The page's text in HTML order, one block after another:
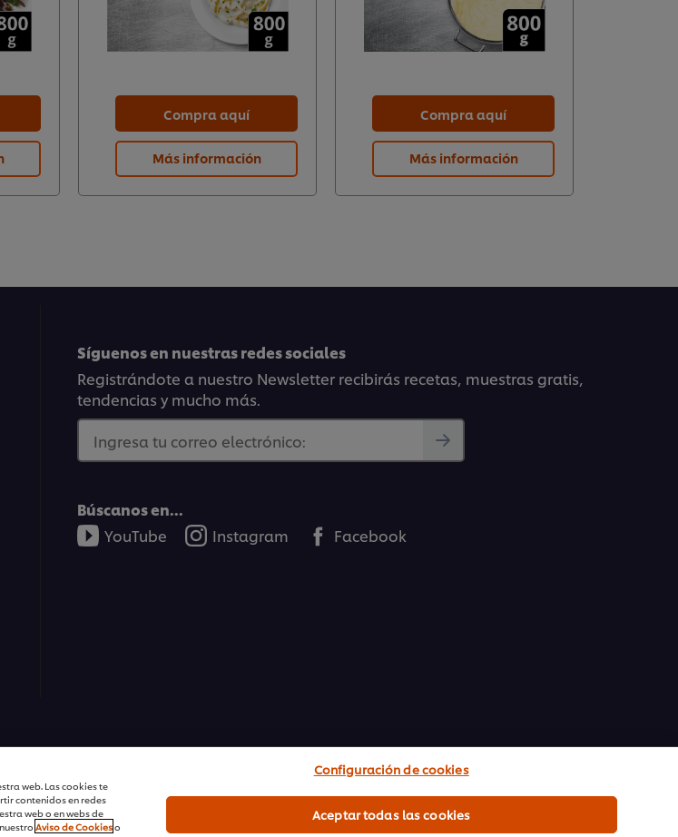
Compra aquí
Más información
Compra aquí
Más información
Síguenos en nuestras redes sociales
Registrándote a nuestro Newsletter recibirás recetas, muestras gratis,
tendencias y mucho más.
Ingresa tu correo electrónico:
Búscanos en...
YouTube
Instagram Facebook
web. Las cookies te
contenidos en redes
web o en webs de
Aviso de Cookieso
Configuración de cookies
Aceptar todas las cookies